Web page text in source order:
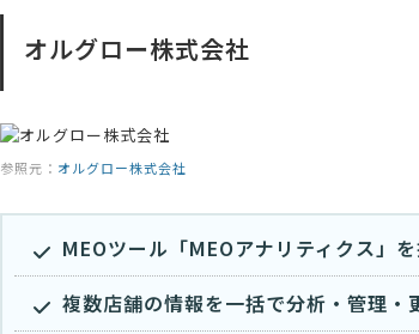
オルグロー株式会社
参照元： オルグロー株式会社
MEOツール「MEOアナリティクス」
複数店舗の情報を一括で分析・管理・